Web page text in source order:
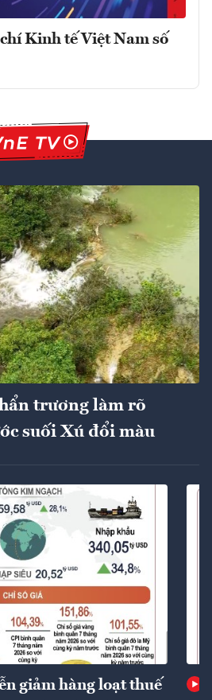
Kinh tế Việt Nam số
trương làm rõ
suối Xú đổi màu
giảm hàng loạt thuế